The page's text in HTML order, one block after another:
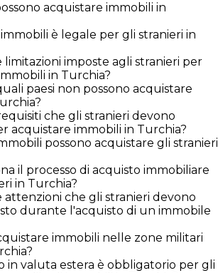
acquistare immobili in
è legale per gli stranieri in
limitazioni imposte agli stranieri per
in Turchia?
paesi non possono acquistare
che gli stranieri devono
acquistare immobili in Turchia?
possono acquistare gli stranieri
il processo di acquisto immobiliare
in Turchia?
attenzioni che gli stranieri devono
durante l'acquisto di un immobile
immobili nelle zone militari
in valuta estera è obbligatorio per gli